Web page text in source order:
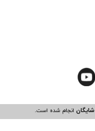
انجام شده است.​​​​​​​